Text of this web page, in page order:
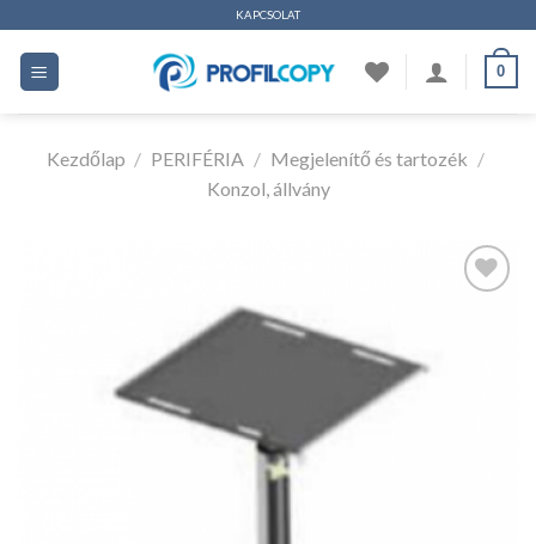
tartalomhoz
KAPCSOLAT
0
Kezdőlap / PERIFÉRIA / Megjelenítő és tartozék /
Konzol, állvány